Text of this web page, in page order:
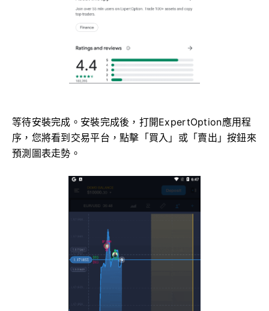
等待安裝完成。安裝完成後，打開ExpertOption應用程
序，您將看到交易平台，點擊「買入」或「賣出」按鈕來
預測圖表走勢。